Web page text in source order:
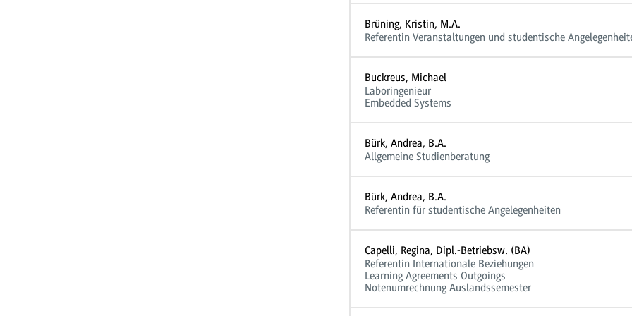
Brüning, Kristin, M.A.
Referentin Veranstaltungen und studentische
Buckreus, Michael
Laboringenieur
Embedded Systems
Bürk, Andrea, B.A.
Allgemeine Studienberatung
Bürk, Andrea, B.A.
Referentin für studentische Angelegenheiten
Capelli, Regina, Dipl.-Betriebsw. (BA)
Referentin Internationale Beziehungen
Learning Agreements Outgoings
Notenumrechnung Auslandssemester